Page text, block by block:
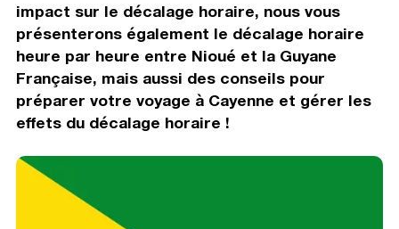
impact sur le décalage horaire, nous vous
présenterons également le décalage horaire
heure par heure entre Nioué et la Guyane
Française, mais aussi des conseils pour
préparer votre voyage à Cayenne et gérer les
effets du décalage horaire !